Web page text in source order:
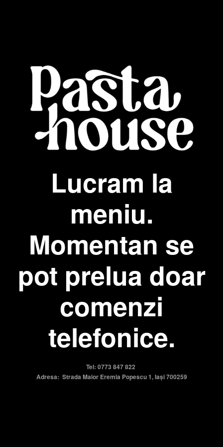
Lucram la
meniu.
Momentan se
pot prelua doar
comenzi
telefonice.
Tel: 0773 847 822
Adresa: Strada Maior Eremia Popescu 1, Iași 700259